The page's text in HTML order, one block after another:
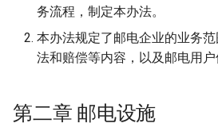
组织群聊汇总
按需定制
管理员帮助
第五章 信箱
第六章 汇兑
务流程，制定本办法。
本办法规定了邮电企业的业务
法和赔偿等内容，以及邮电用户
第二章 邮电设施